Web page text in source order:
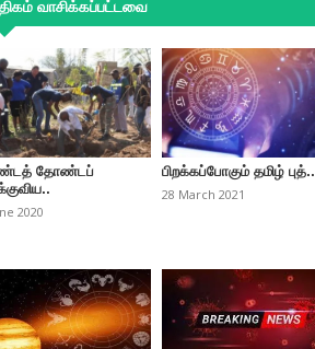
வாசிக்கப்பட்டவை
தோண்டப்
2020
பிறக்கப்போகும் தமிழ் புத்..
28 March 2021